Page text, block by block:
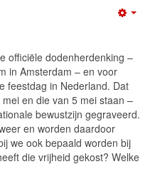
officiële dodenherdenking –
in Amsterdam – en voor
feestdag in Nederland. Dat
en die van 5 mei staan –
bewustzijn gegraveerd.
en worden daardoor
we ook bepaald worden bij
die vrijheid gekost? Welke